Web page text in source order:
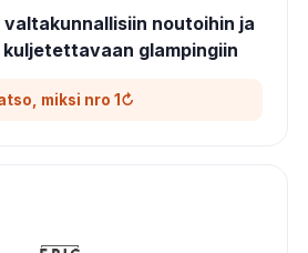
noutoihin ja
glampingiin
miksi nro 1↻
vuodesta 1997 lähtien;
4,9 tähteä ja luokitus ”Erinomainen”
perusteella